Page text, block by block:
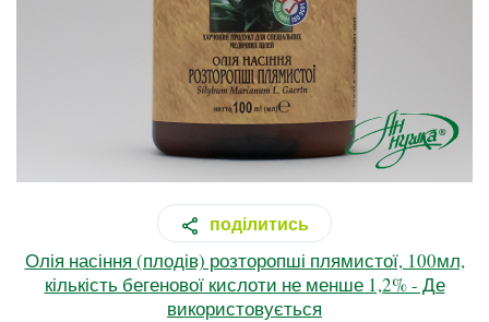
поділитись
Олія насіння (плодів) розторопші плямистої, 100мл,
кількість бегенової кислоти не менше 1,2% - Де
використовується